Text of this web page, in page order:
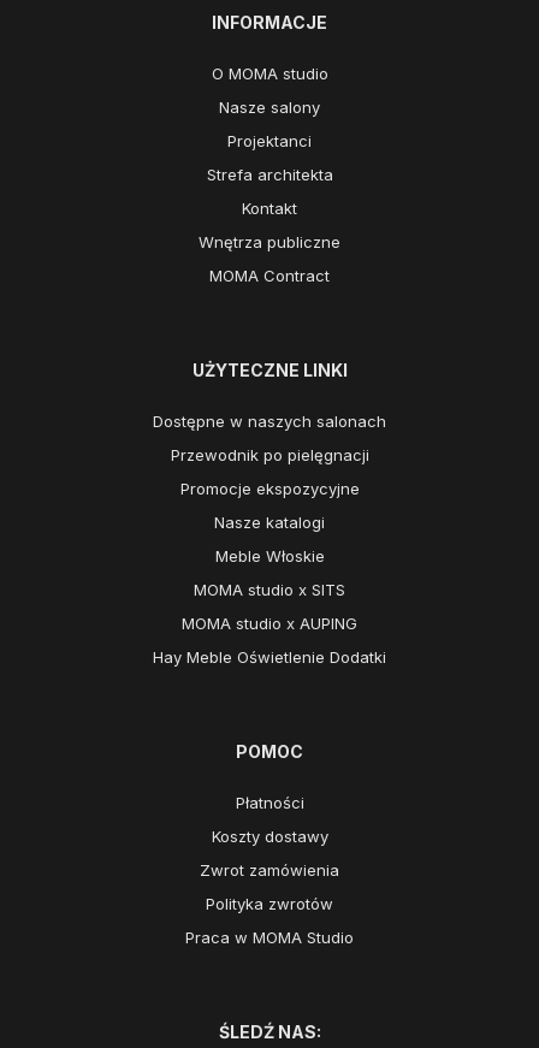
INFORMACJE
O MOMA studio
Nasze salony
Projektanci
Strefa architekta
Kontakt
Wnętrza publiczne
MOMA Contract
UŻYTECZNE LINKI
Dostępne w naszych salonach
Przewodnik po pielęgnacji
Promocje ekspozycyjne
Nasze katalogi
Meble Włoskie
MOMA studio x SITS
MOMA studio x AUPING
Hay Meble Oświetlenie Dodatki
POMOC
Płatności
Koszty dostawy
Zwrot zamówienia
Polityka zwrotów
Praca w MOMA Studio
ŚLEDŹ NAS: